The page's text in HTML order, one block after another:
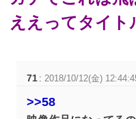
ええってタイト
71 : 2018/10/12(金)
>>58